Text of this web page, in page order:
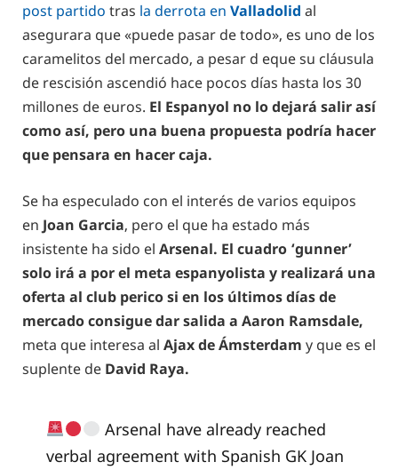
post partido tras la derrota en Valladolid al
asegurara que «puede pasar de todo», es uno de los
caramelitos del mercado, a pesar d eque su cláusula
de rescisión ascendió hace pocos días hasta los 30
millones de euros. El Espanyol no lo dejará salir así
como así, pero una buena propuesta podría hacer
que pensara en hacer caja.
Se ha especulado con el interés de varios equipos
en Joan Garcia, pero el que ha estado más
insistente ha sido el Arsenal. El cuadro ‘gunner’
solo irá a por el meta espanyolista y realizará una
oferta al club perico si en los últimos días de
mercado consigue dar salida a Aaron Ramsdale,
meta que interesa al Ajax de Ámsterdam y que es el
suplente de David Raya.
Arsenal have already reached
verbal agreement with Spanish GK Joan